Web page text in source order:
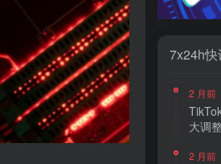
7x24h快
2 月前
大调
2 月前